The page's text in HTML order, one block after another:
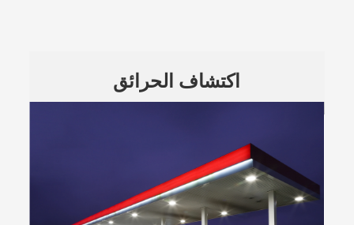
اكتشاف الحرائق